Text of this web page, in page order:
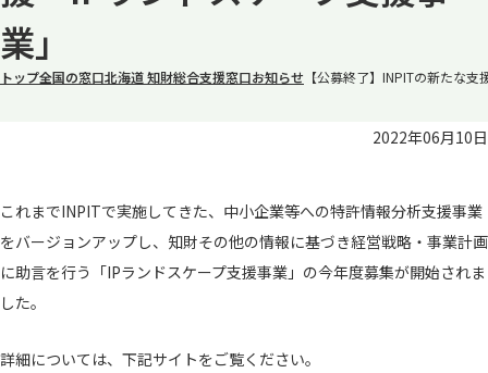
動
業」
トップ全国の窓口北海道 知財総合支援窓口お知らせ 【公募終了】INPITの新たな
2022年06月10日
これまでINPITで実施してきた、中小企業等への特許情報分析支援事業
をバージョンアップし、知財その他の情報に基づき経営戦略・事業計画
に助言を行う「IPランドスケープ支援事業」の今年度募集が開始されま
した。
詳細については、下記サイトをご覧ください。